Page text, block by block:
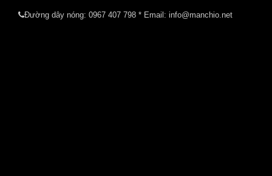
Đường dây nóng: 0967 407 798 * Email: info@manchio.net